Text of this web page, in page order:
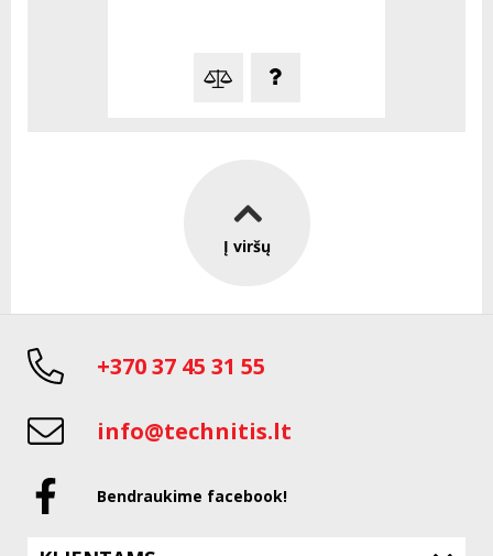
Į viršų
+370 37 45 31 55
info@technitis.lt
Bendraukime facebook!